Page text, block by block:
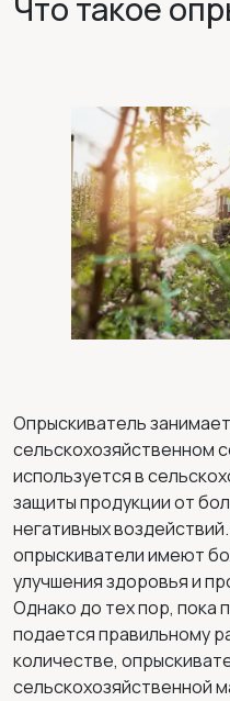
Что такое
Опрыскиватель
сельскохозяйственном
используется в
защиты продукции от
негативных
опрыскиватели имеют
улучшения здоровья и
Однако до тех пор, пока
подается правильному
количестве,
сельскохозяйственной